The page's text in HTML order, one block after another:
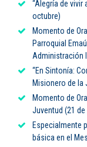
“Alegría de vivir
octubre)
Momento de
Parroquial
Administración
“En Sintonía:
Misionero de la
Momento de
Juventud (21
Especialmente
básica en el